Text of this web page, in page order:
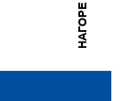
НАГОРЕ